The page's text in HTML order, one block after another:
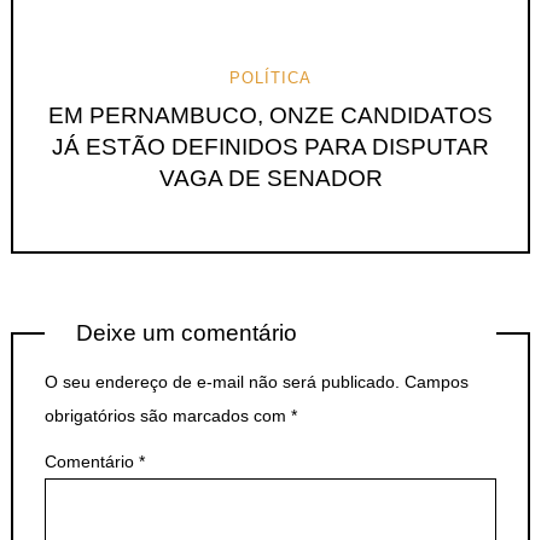
POLÍTICA
EM PERNAMBUCO, ONZE CANDIDATOS
JÁ ESTÃO DEFINIDOS PARA DISPUTAR
VAGA DE SENADOR
Deixe um comentário
O seu endereço de e-mail não será publicado. Campos
obrigatórios são marcados com *
Comentário *